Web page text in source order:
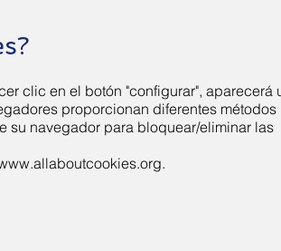
clic en el botón "configurar", aparecerá
proporcionan diferentes métodos
su navegador para bloquear/eliminar las
.